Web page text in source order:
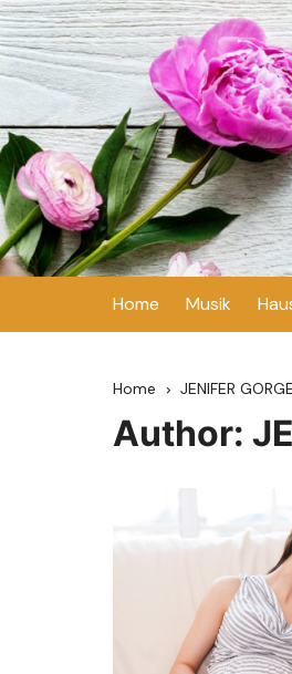
Skip
to
content
Home Musik
Home JENIFER GORGE
Author: